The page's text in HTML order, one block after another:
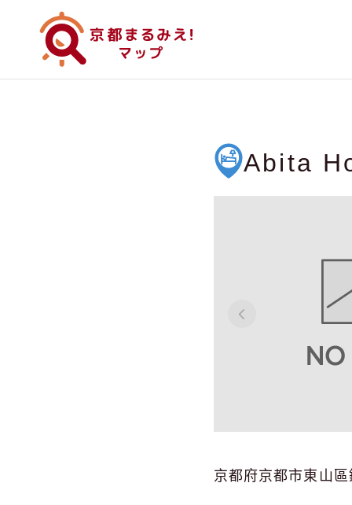
Abita
京都府京都市東山